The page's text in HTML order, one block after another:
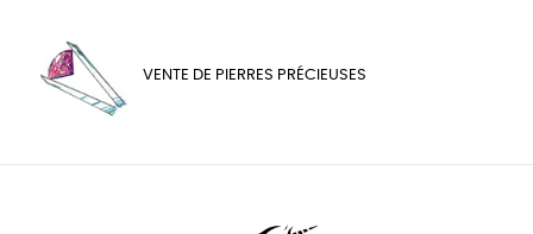
VENTE DE PIERRES PRÉCIEUSES